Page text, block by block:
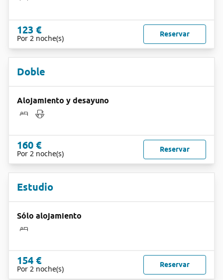
123 €
Por 2 noche(s) Reservar
Doble
Alojamiento y desayuno
160 €
Por 2 noche(s) Reservar
Estudio
Sólo alojamiento
154 €
Por 2 noche(s) Reservar